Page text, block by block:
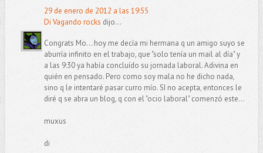
29 de enero de 2012 a las 19:55
Di Vagando rocks dijo...
Congrats Mo... hoy me decía mi hermana q un amigo suyo se
aburría infinito en el trabajo, que "solo tenía un mail al día" y
a las 9:30 ya había concluído su jornada laboral. Adivina en
quién en pensado. Pero como soy mala no he dicho nada,
sino q le intentaré pasar curro mío. SI no acepta, entonces le
diré q se abra un blog, q con el "ocio laboral" comenzó este...
muxus
di